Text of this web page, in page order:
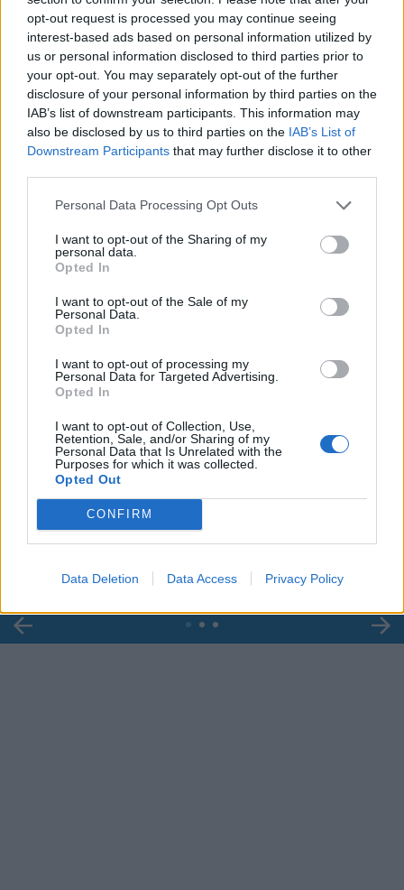
opt-out request is processed you may continue seeing
interest-based ads based on personal information utilized by
us or personal information disclosed to third parties prior to
your opt-out. You may separately opt-out of the further
disclosure of your personal information by third parties on the
IAB’s list of downstream participants. This information may
also be disclosed by us to third parties on the IAB’s List of
Downstream Participants that may further disclose it to other
Personal Data Processing Opt Outs
I want to opt-out of the Sharing of my
personal data.
Opted In
I want to opt-out of the Sale of my
Personal Data.
Opted In
I want to opt-out of processing my
Personal Data for Targeted Advertising.
Opted In
I want to opt-out of Collection, Use,
Retention, Sale, and/or Sharing of my
Personal Data that Is Unrelated with the
Purposes for which it was collected.
Opted Out
CONFIRM
Data Deletion Data Access Privacy Policy
00:00
Leonardo Maria Del Vecchio dall'ex compagna
in ospedale. Le dichiarazioni ai giornalisti